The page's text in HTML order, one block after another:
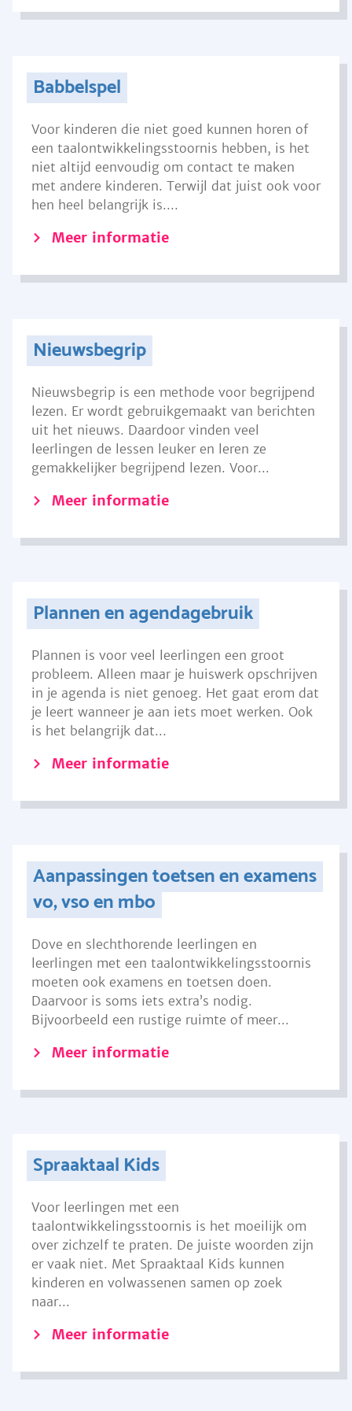
Babbelspel
Voor kinderen die niet goed kunnen horen of
een taalontwikkelingsstoornis hebben, is het
niet altijd eenvoudig om contact te maken
met andere kinderen. Terwijl dat juist ook voor
hen heel belangrijk is....
Meer informatie
Nieuwsbegrip
Nieuwsbegrip is een methode voor begrijpend
lezen. Er wordt gebruikgemaakt van berichten
uit het nieuws. Daardoor vinden veel
leerlingen de lessen leuker en leren ze
gemakkelijker begrijpend lezen. Voor...
Meer informatie
Plannen en agendagebruik
Plannen is voor veel leerlingen een groot
probleem. Alleen maar je huiswerk opschrijven
in je agenda is niet genoeg. Het gaat erom dat
je leert wanneer je aan iets moet werken. Ook
is het belangrijk dat...
Meer informatie
Aanpassingen toetsen en examens
vo, vso en mbo
Dove en slechthorende leerlingen en
leerlingen met een taalontwikkelingsstoornis
moeten ook examens en toetsen doen.
Daarvoor is soms iets extra’s nodig.
Bijvoorbeeld een rustige ruimte of meer...
Meer informatie
Spraaktaal Kids
Voor leerlingen met een
taalontwikkelingsstoornis is het moeilijk om
over zichzelf te praten. De juiste woorden zijn
er vaak niet. Met Spraaktaal Kids kunnen
kinderen en volwassenen samen op zoek
naar...
Meer informatie